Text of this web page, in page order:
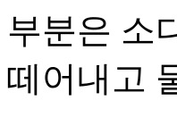
부분은 소
떼어내고